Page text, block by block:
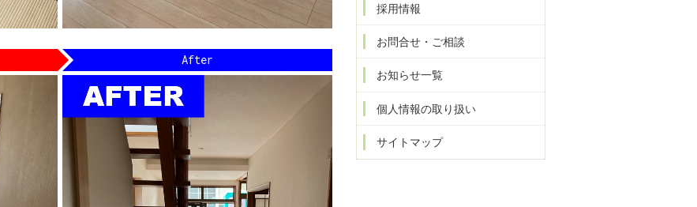
After
採用情報
お問合せ・ご相談
お知らせ一覧
個人情報の取り扱い
サイトマップ